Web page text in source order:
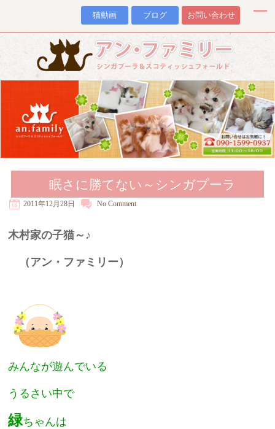
猫動画 ブログ お問い合わせ
眠さに勝てない～シンガプーラ
2011年12月28日 No Comment
木村家の子猫～♪
（アン・ファミリー）
みんなが遊んでいる
うるさい中で
緑ちゃんは